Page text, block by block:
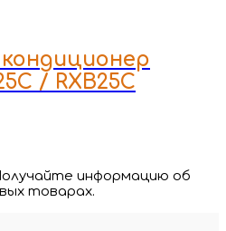
/ RXB25C
информацию об
товарах.